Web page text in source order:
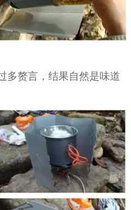
多赘言，结果自然是味道